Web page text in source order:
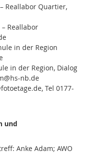
Reallabor Quartier,
Reallabor
in der Region
in der Region, Dialog
nb.de
Tel 0177-
und
Anke Adam; AWO